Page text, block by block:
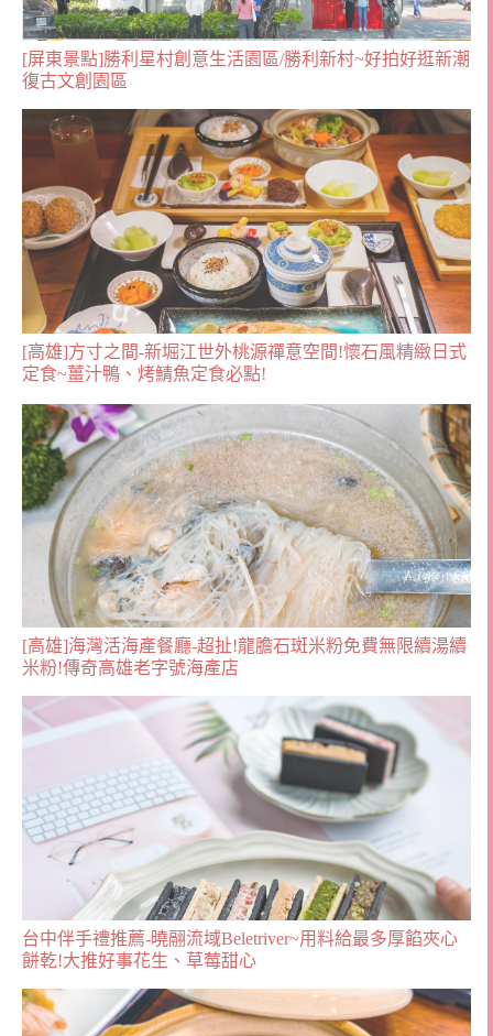
[屏東景點]勝利星村創意生活園區/勝利新村~好拍好逛新潮
復古文創園區
[高雄]方寸之間-新堀江世外桃源禪意空間!懷石風精緻日式
定食~薑汁鴨、烤鯖魚定食必點!
[高雄]海灣活海產餐廳-超扯!龍膽石斑米粉免費無限續湯續
米粉!傳奇高雄老字號海產店
台中伴手禮推薦-曉翮流域Beletriver~用料給最多厚餡夾心
餅乾!大推好事花生、草莓甜心